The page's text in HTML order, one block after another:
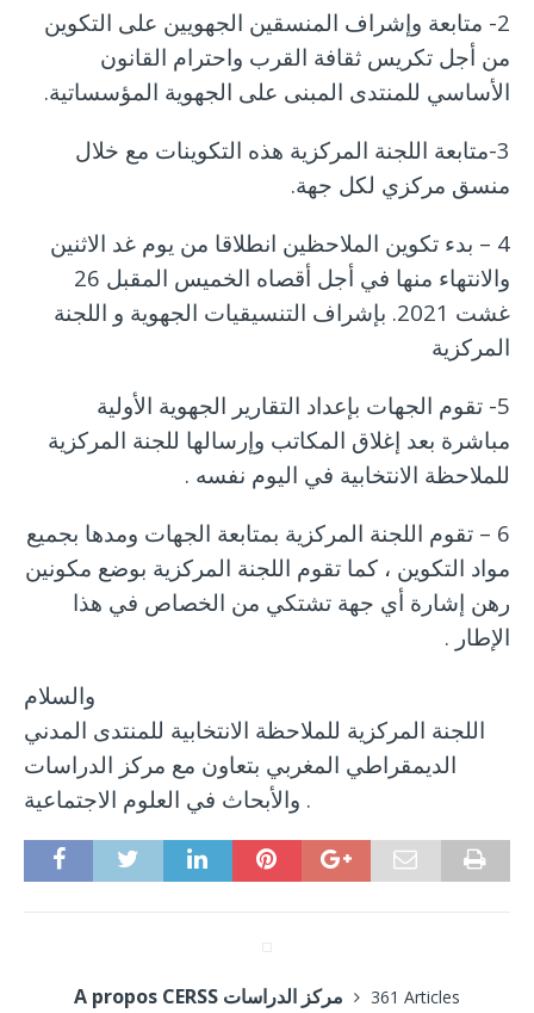
2- متابعة وإشراف المنسقين الجهويين على التكوين
من أجل تكريس ثقافة القرب واحترام القانون
الأساسي للمنتدى المبنى على الجهوية المؤسساتية.
3-متابعة اللجنة المركزية هذه التكوينات مع خلال
منسق مركزي لكل جهة.
4 – بدء تكوين الملاحظين انطلاقا من يوم غد الاثنين
والانتهاء منها في أجل أقصاه الخميس المقبل 26
غشت 2021. بإشراف التنسيقيات الجهوية و اللجنة
المركزية
5- تقوم الجهات بإعداد التقارير الجهوية الأولية
مباشرة بعد إغلاق المكاتب وإرسالها للجنة المركزية
للملاحظة الانتخابية في اليوم نفسه .
6 – تقوم اللجنة المركزية بمتابعة الجهات ومدها بجميع
مواد التكوين ، كما تقوم اللجنة المركزية بوضع مكونين
رهن إشارة أي جهة تشتكي من الخصاص في هذا
الإطار .
والسلام
اللجنة المركزية للملاحظة الانتخابية للمنتدى المدني
الديمقراطي المغربي بتعاون مع مركز الدراسات
والأبحاث في العلوم الاجتماعية .
361 Articles